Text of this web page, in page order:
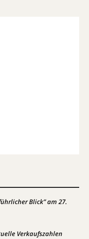
Blick” am 27.
Verkaufszahlen